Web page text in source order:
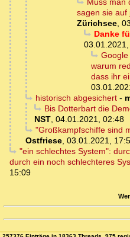
Muss man
sagen sie auf
Zürichsee,
Danke
warum
dass ihr
historisch abgesichert-
Bis Dotterbart die
NST, 04.01.2021, 02:48
"Großkampfschiffe sind
Ostfriese, 03.01.2021,
"ein schlechtes System":
durch ein noch schlechteres
15:09